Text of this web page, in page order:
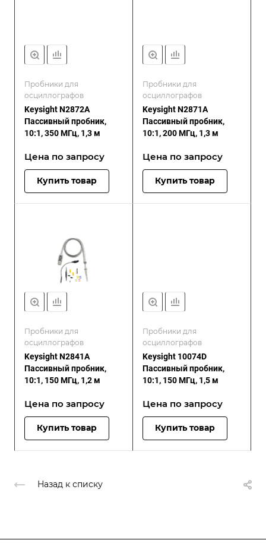
Пробники для
осциллографов
Keysight N2872A
Пассивный пробник,
10:1, 350 МГц, 1,3 м
Цена по запросу
Купить товар
Пробники для
осциллографов
Keysight N2871A
Пассивный пробник,
10:1, 200 МГц, 1,3 м
Цена по запросу
Купить товар
Пробники для
осциллографов
Keysight N2841A
Пассивный пробник,
10:1, 150 МГц, 1,2 м
Цена по запросу
Купить товар
Пробники для
осциллографов
Keysight 10074D
Пассивный пробник,
10:1, 150 МГц, 1,5 м
Цена по запросу
Купить товар
Назад к списку